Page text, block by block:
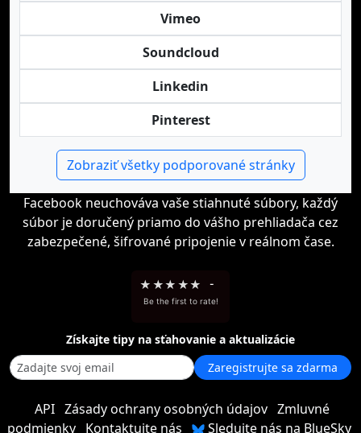
Vimeo
Soundcloud
Linkedin
Pinterest
Zobraziť všetky podporované stránky
Facebook neuchováva vaše stiahnuté súbory, každý
súbor je doručený priamo do vášho prehliadača cez
zabezpečené, šifrované pripojenie v reálnom čase.
★ ★★ ★★ -
Be the first to rate!
Získajte tipy na sťahovanie a aktualizácie
Zaregistrujte sa zdarma
API Zásady ochrany osobných údajov Zmluvné
podmienky
Kontaktujte nás Sledujte nás na BlueSky